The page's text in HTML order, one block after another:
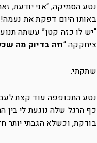
נטע הסמיקה, “אני יודעת,
באותו היום דפקת את
“יש לו כזה קטן” עשתה
ציחקקה “וזה בדיוק מה
שתקתי.
נטע התכופפה עוד קצת
כף הרגל שלה נוגעת לי
בודקת, וכשלא הגבתי יותר